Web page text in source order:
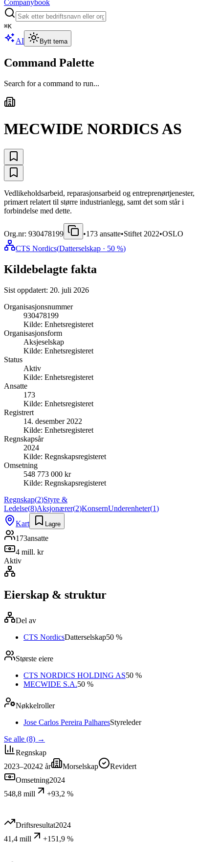
Companybook
⌘K
AI Bytt tema
Command Palette
Search for a command to run...
MECWIDE NORDICS AS
Vedlikeholdsarbeid, reparasjonsarbeid og entreprenørtjenester,
primært relatert til større industrianlegg, samt det som står i
forbindelse med dette.
Org.nr: 930478199 •173 ansatte•Stiftet 2022•OSLO
CTS Nordics(Datterselskap · 50 %)
Kildebelagte fakta
Sist oppdatert: 20. juli 2026
Organisasjonsnummer
930478199
Kilde: Enhetsregisteret
Organisasjonsform
Aksjeselskap
Kilde: Enhetsregisteret
Status
Aktiv
Kilde: Enhetsregisteret
Ansatte
173
Kilde: Enhetsregisteret
Registrert
14. desember 2022
Kilde: Enhetsregisteret
Regnskapsår
2024
Kilde: Regnskapsregisteret
Omsetning
548 773 000 kr
Kilde: Regnskapsregisteret
Regnskap(2)Styre &
Ledelse(8)Aksjonærer(2)KonsernUnderenheter(1)
Kart
Lagre
173ansatte
4 mill. kr
Aktiv
Eierskap & struktur
Del av
CTS NordicsDatterselskap50 %
Største eiere
CTS NORDICS HOLDING AS50 %
MECWIDE S.A.50 %
Nøkkelroller
Jose Carlos Pereira PalharesStyreleder
Se alle (8) →
Regnskap
2023–20242 år Morselskap
Revidert
Omsetning2024
548,8 mill
+93,2 %
Driftsresultat2024
41,4 mill
+151,9 %